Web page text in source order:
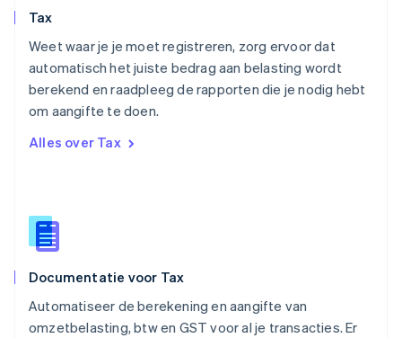
Tax
Weet waar je je moet registreren, zorg ervoor dat
automatisch het juiste bedrag aan belasting wordt
berekend en raadpleeg de rapporten die je nodig hebt
om aangifte te doen.
Alles over Tax
Documentatie voor Tax
Automatiseer de berekening en aangifte van
omzetbelasting, btw en GST voor al je transacties. Er
English
Portugal
English
Roemenië
English
Singapore
English 简体中文
English
Spanje
Thailand
ไทยEnglish
Tsjechië